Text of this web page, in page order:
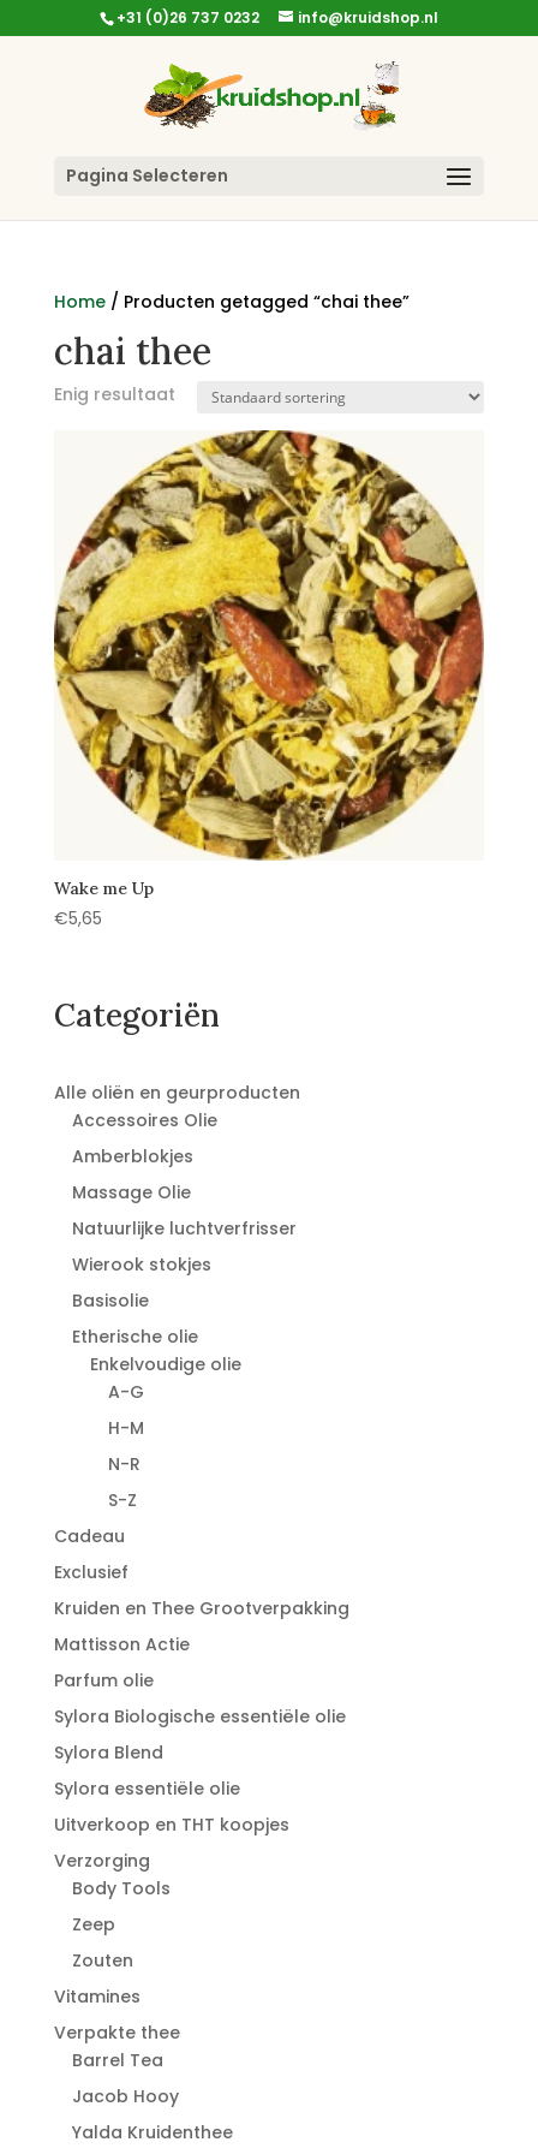
+31 (0)26 737 0232 info@kruidshop.nl
Pagina Selecteren
Home/ Producten getagged “chai thee”
chai thee
Enig resultaat
Wake me Up
€5,65
Categoriën
Alle oliën en geurproducten
Accessoires Olie
Amberblokjes
Massage Olie
Natuurlijke luchtverfrisser
Wierook stokjes
Basisolie
Etherische olie
Enkelvoudige olie
A-G
H-M
N-R
S-Z
Cadeau
Exclusief
Kruiden en Thee Grootverpakking
Mattisson Actie
Parfum olie
Sylora Biologische essentiële olie
Sylora Blend
Sylora essentiële olie
Uitverkoop en THT koopjes
Verzorging
Body Tools
Zeep
Zouten
Vitamines
Verpakte thee
Barrel Tea
Jacob Hooy
Yalda Kruidenthee